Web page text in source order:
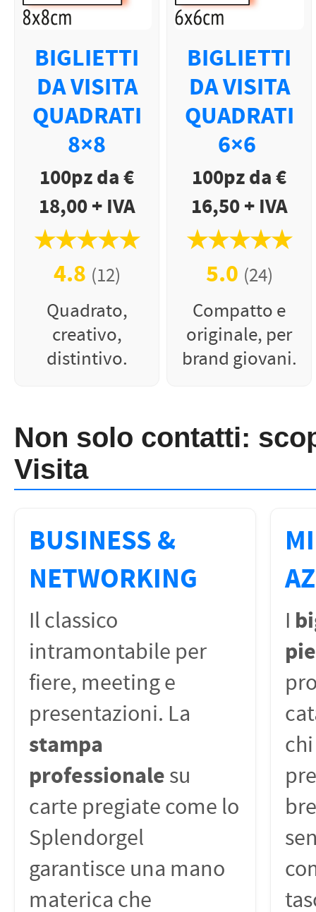
BIGLIETTI
DA VISITA
QUADRATI
8×8
100pz da €
18,00 + IVA
★★★★★
4.8 (12)
Quadrato,
creativo,
distintivo.
BIGLIETTI
DA VISITA
QUADRATI
6×6
100pz da €
16,50 + IVA
★★★★★
5.0 (24)
Compatto e
originale, per
brand giovani.
Non solo contatti:
Visita
BUSINESS &
NETWORKING
Il classico
intramontabile per
fiere, meeting e
presentazioni. La
stampa
professionalesu
carte pregiate come lo
Splendorgel
garantisce una mano
materica che
I